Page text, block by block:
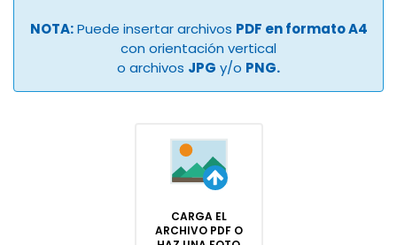
NOTA:Puede insertar archivos PDF en formato A4
con orientación vertical
o archivos JPG y/o PNG.
CARGA EL
ARCHIVO PDF O